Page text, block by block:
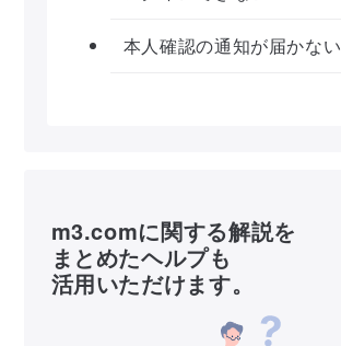
本人確認の通知が届かない
m3.comに関する解説を
まとめたヘルプも
活用いただけます。